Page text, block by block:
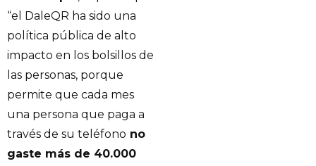
“el DaleQR ha sido una
política pública de alto
impacto en los bolsillos de
las personas, porque
permite que cada mes
una persona que paga a
través de su teléfono no
gaste más de 40.000